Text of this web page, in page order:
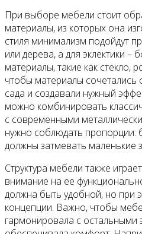
При выборе мебели стоит
материалы, из которых она
стиля минимализм подойдут
или дерева, а для эклектики –
материалы, такие как стекло,
чтобы материалы
сада и создавали нужный
можно комбинировать
с современными
нужно соблюдать пропорции:
должны затмевать маленькие
Структура мебели также
внимание на ее
должна быть удобной, но при
концепции. Важно, чтобы
гармонировала с остальными